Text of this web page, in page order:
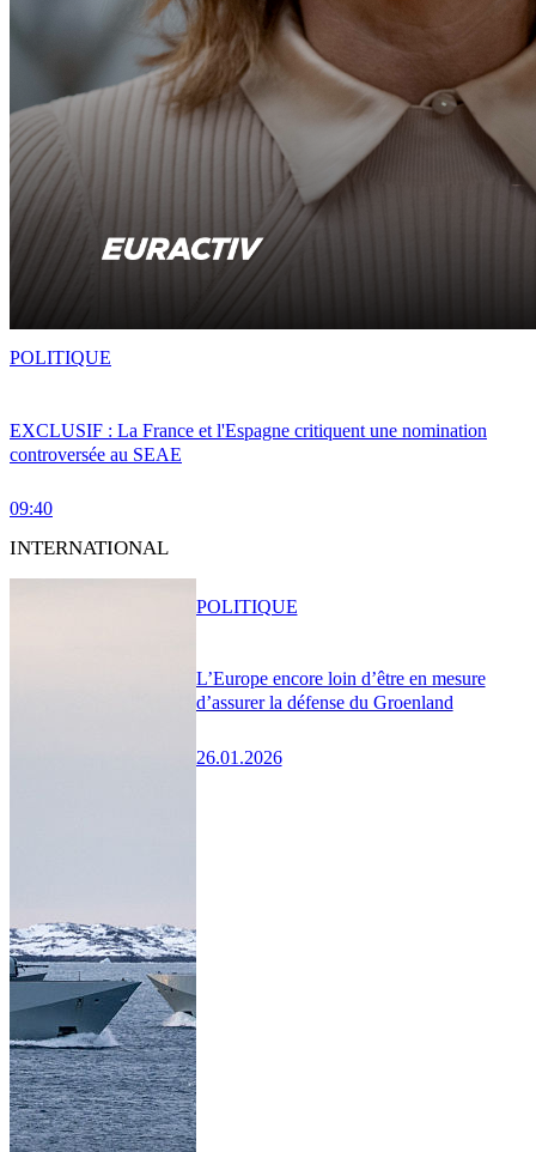
EXCLUSIF : La France et l'Espagne critiquent une nomination
controversée au SEAE
09:40
POLITIQUE
INTERNATIONAL
L’Europe encore loin d’être en mesure
d’assurer la défense du Groenland
26.01.2026
POLITIQUE